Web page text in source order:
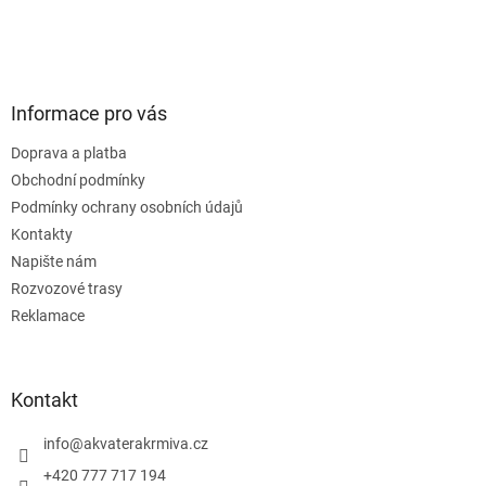
Informace pro vás
Doprava a platba
Obchodní podmínky
Podmínky ochrany osobních údajů
Kontakty
Napište nám
Rozvozové trasy
Reklamace
Kontakt
info@akvaterakrmiva.cz
+420 777 717 194